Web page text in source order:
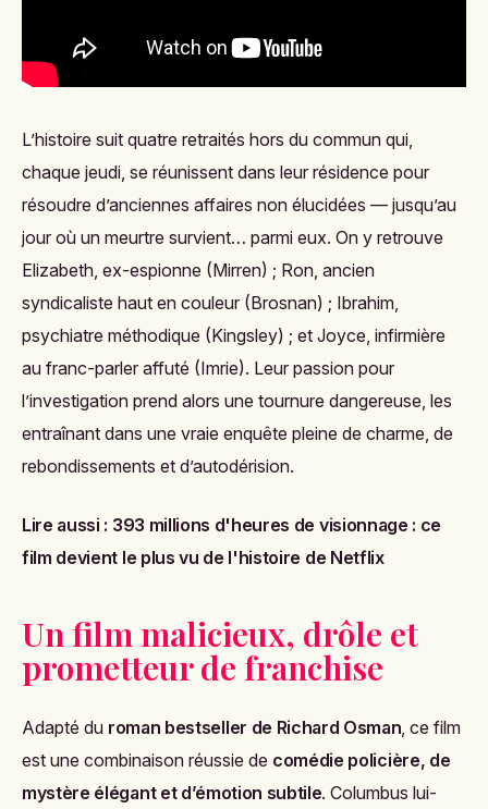
L’histoire suit quatre retraités hors du commun qui,
chaque jeudi, se réunissent dans leur résidence pour
résoudre d’anciennes affaires non élucidées — jusqu’au
jour où un meurtre survient… parmi eux. On y retrouve
Elizabeth, ex-espionne (Mirren) ; Ron, ancien
syndicaliste haut en couleur (Brosnan) ; Ibrahim,
psychiatre méthodique (Kingsley) ; et Joyce, infirmière
au franc-parler affuté (Imrie). Leur passion pour
l’investigation prend alors une tournure dangereuse, les
entraînant dans une vraie enquête pleine de charme, de
rebondissements et d’autodérision.
Lire aussi : 393 millions d'heures de visionnage : ce
film devient le plus vu de l'histoire de Netflix
Un film malicieux, drôle et
prometteur de franchise
Adapté du roman bestseller de Richard Osman , ce film
est une combinaison réussie de comédie policière, de
mystère élégant et d’émotion subtile. Columbus lui-